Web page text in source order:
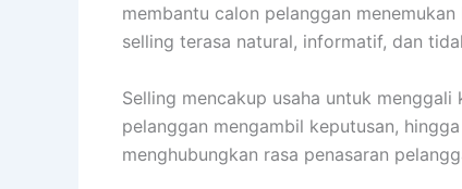
membantu calon pelanggan
selling terasa natural, informatif, dan
Selling mencakup usaha untuk
pelanggan mengambil keputusan,
menghubungkan rasa penasaran